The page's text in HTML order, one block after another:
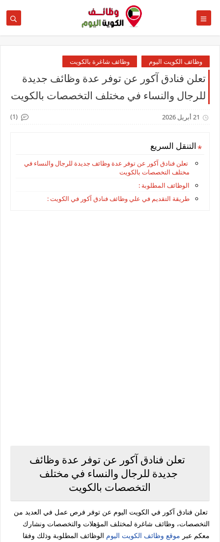
وظائف الكويت اليوم وظائف شاغرة بالكويت
تعلن فنادق آكور عن توفر عدة وظائف جديدة
للرجال والنساء في مختلف التخصصات بالكويت
21 أبريل 2026 (1)
التنقل السريع
تعلن فنادق آكور عن توفر عدة وظائف جديدة للرجال والنساء في
مختلف التخصصات بالكويت
الوظائف المطلوبة :
طريقة التقديم في علي وظائف فنادق آكور في الكويت :
تعلن فنادق آكور عن توفر عدة وظائف
جديدة للرجال والنساء في مختلف
التخصصات بالكويت
تعلن فنادق آكور في الكويت اليوم عن توفر فرص عمل في العديد من
التخصصات، وظائف شاغرة لمختلف المؤهلات والتخصصات ونشارك
معكم عبر موقع وظائف الكويت اليوم الوظائف المطلوبة وذلك وفقا